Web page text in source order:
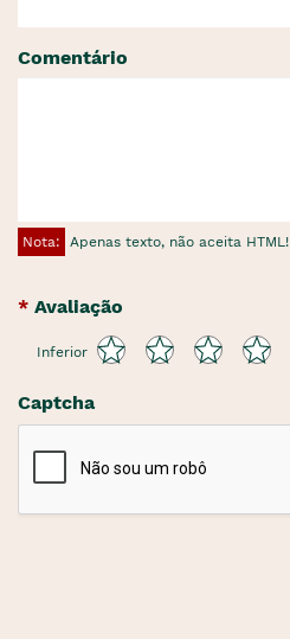
Comentário
Nota: Apenas texto, não aceita HTML!
Avaliação
Inferior
Captcha